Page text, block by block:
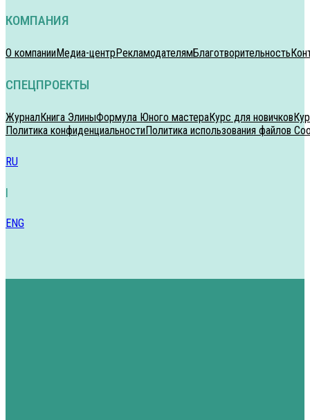
КОМПАНИЯ
О компанииМедиа-центрРекламодателямБлаготворительность
СПЕЦПРОЕКТЫ
ЖурналКнига ЭлиныФормула Юного мастераКурс для новичков
Политика конфиденциальностиПолитика использования файлов
RU
ENG